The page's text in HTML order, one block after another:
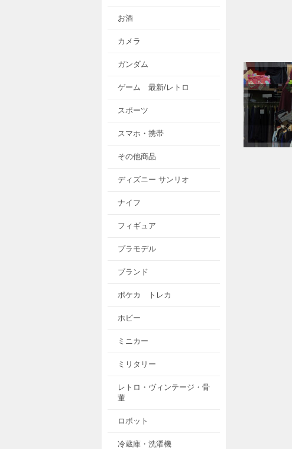
お酒
カメラ
ガンダム
ゲーム 最新/レトロ
スポーツ
スマホ・携帯
その他商品
ディズニー サンリオ
ナイフ
フィギュア
プラモデル
ブランド
ポケカ トレカ
ホビー
ミニカー
ミリタリー
レトロ・ヴィンテージ・骨
董
ロボット
冷蔵庫・洗濯機